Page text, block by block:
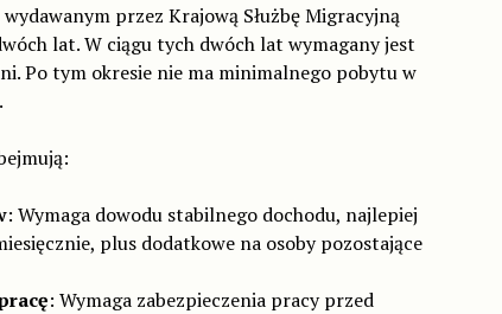
przez Krajową Służbę Migracyjną
lat. W ciągu tych dwóch lat wymagany jest
Po tym okresie nie ma minimalnego pobytu w
: Wymaga dowodu stabilnego dochodu, najlepiej
plus dodatkowe na osoby pozostające
: Wymaga zabezpieczenia pracy przed